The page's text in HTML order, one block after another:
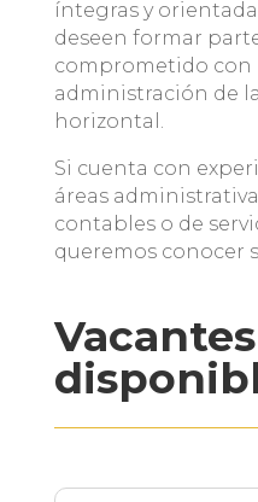
íntegras y
deseen formar
comprometido con
administración de
horizontal.
Si cuenta con
áreas
contables o de
queremos conocer
Vacantes